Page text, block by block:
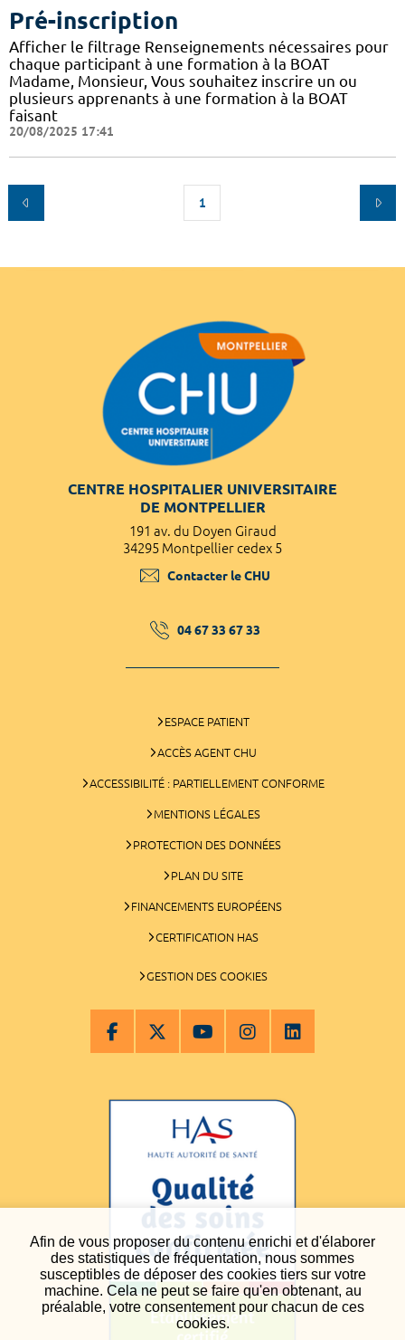
Afin de vous proposer du contenu enrichi et d'élaborer
des statistiques de fréquentation, nous sommes
susceptibles de déposer des cookies tiers sur votre
machine. Cela ne peut se faire qu'en obtenant, au
préalable, votre consentement pour chacun de ces
cookies.
Pré-inscription
Afficher le filtrage Renseignements nécessaires pour
chaque participant à une formation à la BOAT
Madame, Monsieur, Vous souhaitez inscrire un ou
plusieurs apprenants à une formation à la BOAT
faisant
20/08/2025 17:41
1
CENTRE HOSPITALIER UNIVERSITAIRE
DE MONTPELLIER
191 av. du Doyen Giraud
34295 Montpellier cedex 5
Contacter le CHU
04 67 33 67 33
ESPACE PATIENT
ACCÈS AGENT CHU
ACCESSIBILITÉ : PARTIELLEMENT CONFORME
MENTIONS LÉGALES
PROTECTION DES DONNÉES
PLAN DU SITE
FINANCEMENTS EUROPÉENS
CERTIFICATION HAS
GESTION DES COOKIES